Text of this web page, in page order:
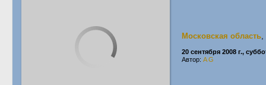
Московская область,
20 сентября 2008 г.,
Автор: A G